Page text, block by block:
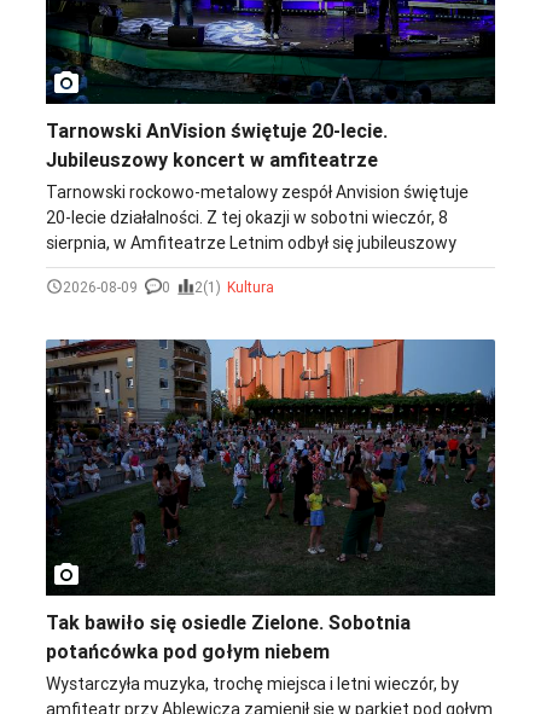
photo_camera
Tarnowski AnVision świętuje 20-lecie.
Jubileuszowy koncert w amfiteatrze
Tarnowski rockowo-metalowy zespół Anvision świętuje
20-lecie działalności. Z tej okazji w sobotni wieczór, 8
sierpnia, w Amfiteatrze Letnim odbył się jubileuszowy
koncert. Przed gwiazdą wieczoru wystąpiły dwa inne
tarnowskie składy - ZIREÆL - najmłodszy stażem zespół
obecny skład uformował się w 2019 roku.
2026-08-09 0 2(1) Kultura
photo_camera
Tak bawiło się osiedle Zielone. Sobotnia
potańcówka pod gołym niebem
Wystarczyła muzyka, trochę miejsca i letni wieczór, by
amfiteatr przy Ablewicza zamienił się w parkiet pod gołym